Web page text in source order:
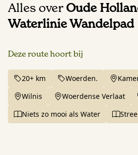
Alles over Oude
Waterlinie Wandelpad
Deze route hoort bij
20+ km Woerden.
Wilnis
Woerdense Verlaat
Niets zo mooi als Water